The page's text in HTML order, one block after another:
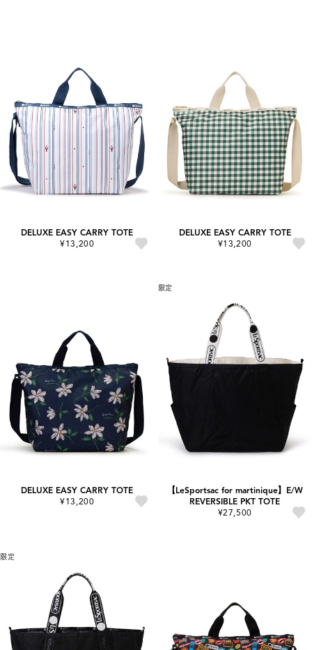
DELUXE EASY CARRY TOTE
¥13,200
DELUXE EASY CARRY TOTE
¥13,200
DELUXE EASY CARRY TOTE
¥13,200
限定
【LeSportsac for martinique】E/W
REVERSIBLE PKT TOTE
¥27,500
限定